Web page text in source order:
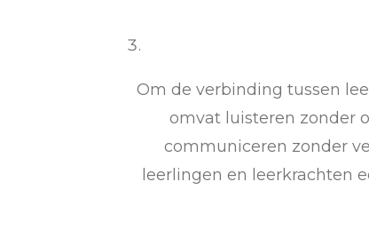
Om de verbinding tussen
omvat luisteren zonder
communiceren zonder
leerlingen en leerkrachten